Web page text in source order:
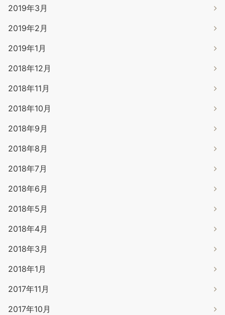
2019年3月
2019年2月
2019年1月
2018年12月
2018年11月
2018年10月
2018年9月
2018年8月
2018年7月
2018年6月
2018年5月
2018年4月
2018年3月
2018年1月
2017年11月
2017年10月